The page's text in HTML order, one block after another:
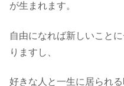
が生まれます。
自由になれば新しいこと
りますし、
好きな人と一生に居られる